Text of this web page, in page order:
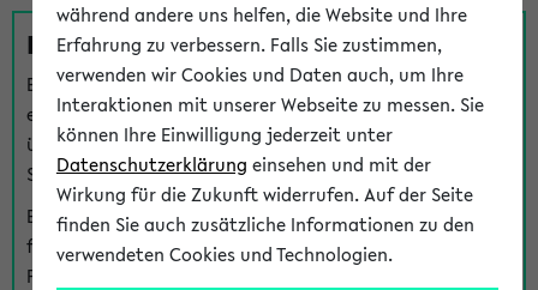
Fragen zu einzelnen Veranstaltungen
Bei inhaltlichen und organisatorischen Fragen zu
einzelnen Veranstaltungen finden Sie Ansprechpersonen
über denFragen-Link bei jeder Veranstaltung. Der BIS
Support kann hier meist keine direkte Hilfe leisten.
Bei Veranstaltungen mit eKVV Teilnahmemanagement
finden Sie eine Auskunft über die Personen, die Ihre
Platzzuteilung im eKVV eingetragen haben, auf der
während andere uns helfen, die Website und Ihre
Erfahrung zu verbessern. Falls Sie zustimmen,
verwenden wir Cookies und Daten auch, um Ihre
Interaktionen mit unserer Webseite zu messen. Sie
können Ihre Einwilligung jederzeit unter
Datenschutzerklärung einsehen und mit der
Wirkung für die Zukunft widerrufen. Auf der Seite
finden Sie auch zusätzliche Informationen zu den
verwendeten Cookies und Technologien.